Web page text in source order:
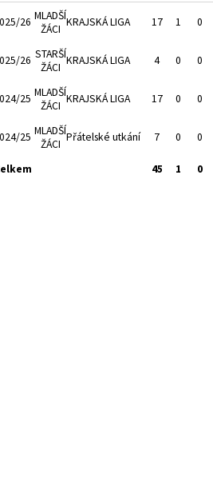
26 MLADŠÍ
ŽÁCI
KRAJSKÁ LIGA 17 1 0
26 STARŠÍ
ŽÁCI
KRAJSKÁ LIGA 4 0 0
25 MLADŠÍ
ŽÁCI
KRAJSKÁ LIGA 17 0 0
25 MLADŠÍ
ŽÁCI
Přátelské utkání 7 0 0
45 1 0